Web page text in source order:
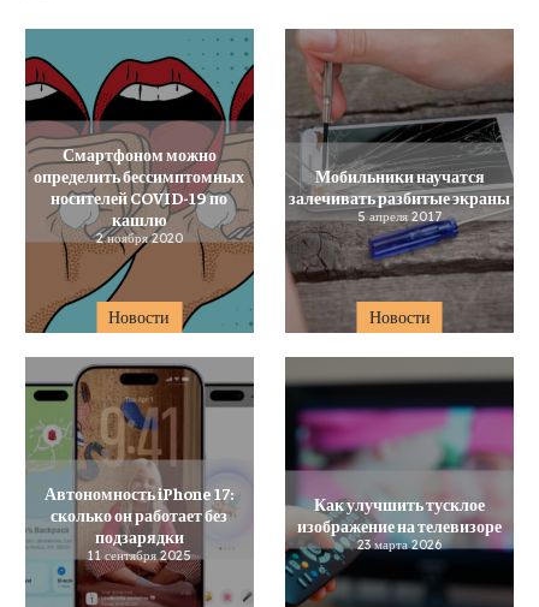
Новости
Смартфоном можно
определить бессимптомных
носителей COVID-19 по
кашлю
2 ноября 2020
Новости
Мобильники научатся
залечивать разбитые экраны
5 апреля 2017
Автономность iPhone 17:
сколько он работает без
подзарядки
11 сентября 2025
Как улучшить тусклое
изображение на телевизоре
23 марта 2026